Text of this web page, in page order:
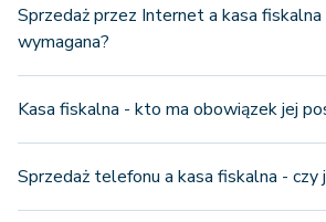
Sprzedaż przez Internet a kasa
wymagana?
Kasa fiskalna - kto ma obowiązek jej
Sprzedaż telefonu a kasa fiskalna - czy